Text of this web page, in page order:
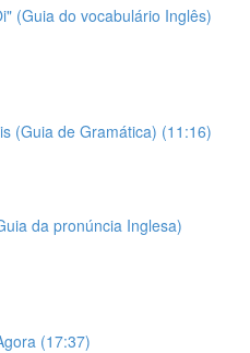
(Guia do vocabulário Inglês)
(Guia de Gramática) (11:16)
da pronúncia Inglesa)
(17:37)